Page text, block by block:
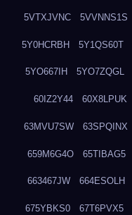
5VTXJVNC 5VVNNS1S
5Y0HCRBH 5Y1QS60T
5YO667IH 5YO7ZQGL
60IZ2Y44 60X8LPUK
63MVU7SW 63SPQINX
659M6G4O 65TIBAG5
663467JW 664ESOLH
675YBKS0 67T6PVX5